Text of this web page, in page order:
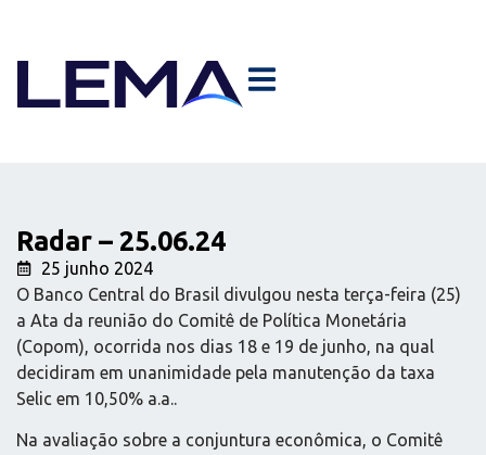
Radar – 25.06.24
25 junho 2024
O Banco Central do Brasil divulgou nesta terça-feira (25)
a Ata da reunião do Comitê de Política Monetária
(Copom), ocorrida nos dias 18 e 19 de junho, na qual
decidiram em unanimidade pela manutenção da taxa
Selic em 10,50% a.a..
Na avaliação sobre a conjuntura econômica, o Comitê